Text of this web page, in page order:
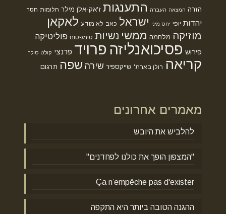
הזרה המצאה העברה התענגות ז'אק-אלן מילר חלומות חסר
יהדות יופי יחס מיני ישראל כאב לא מודע לאקאן
מוזיקה מלחמה ממשי נשיות סימפטום פוליטיקה
פירוש פסיכואנליזה פרויד פרנצי קולט סולר
קריאה רולן בארת' שייקספיר שירה שפה תרגום
מאמרים אחרונים
להלביש את היובש
"המצפון הופך את כולנו לפחדנים"
Ça n’empêche pas d'exister
ההגנה הטובה ביותר היא התקפה